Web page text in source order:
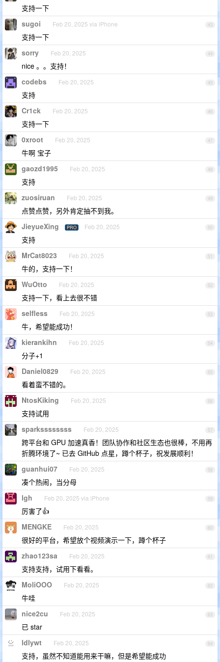
支持一下
43
sugoi Feb 20, 2025 via iPhone
支持一下
44
sorry Feb 20, 2025
nice 。。支持！
45
codebs Feb 20, 2025
支持
46
Cr1ck Feb 20, 2025
支持一下
47
0xroot Feb 20, 2025
牛啊 宝子
48
gaozd1995 Feb 20, 2025
支持
49
zuosiruan Feb 20, 2025
点赞点赞，另外肯定抽不到我。
50
JieyueXing PRO Feb 20, 2025
支持
51
MrCat8023 Feb 20, 2025
牛的，支持一下！
52
WuOtto Feb 20, 2025
支持一下，看上去很不错
53
selfless Feb 20, 2025
牛，希望能成功！
54
kierankihn Feb 20, 2025
分子+1
55
Daniel0829 Feb 20, 2025
看着蛮不错的。
56
NtosKiking Feb 20, 2025
支持试用
57
sparkssssssss Feb 20, 2025
跨平台和 GPU 加速真香！团队协作和社区生态也很棒，不用再
折腾环境了~ 已去 GitHub 点星，蹲个杯子，祝发展顺利！
58
guanhui07 Feb 20, 2025
凑个热闹，当分母
59
lgh Feb 20, 2025 via iPhone
厉害了👍
60
MENGKE Feb 20, 2025
很好的平台，希望放个视频演示一下，蹲个杯子
61
zhao123sa Feb 20, 2025
支持支持，试用下看看。
62
MoliOOO Feb 20, 2025
牛哇
63
nice2cu Feb 20, 2025
已 star
64
ldlywt Feb 20, 2025
支持，虽然不知道能用来干嘛，但是希望能成功